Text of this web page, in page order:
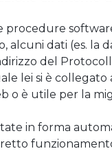
procedure
dati (es. la
del
lei si è collegato
o è utile per la
in forma